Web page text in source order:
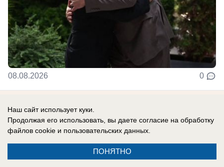
08.08.2026 0
В России
Гороскоп по знакам зодиака на 9 августа
9 августа события заставят чаще
прислушиваться не только к логике, но и к
Наш сайт использует куки.
Продолжая его использовать, вы даете согласие на обработку
файлов cookie и пользовательских данных.
ПОНЯТНО